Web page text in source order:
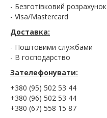
- Безготівковий розрахунок
- Visa/Mastercard
Доставка:
- Поштовими службами
- В господарство
Зателефонувати:
+380 (95) 502 53 44
+380 (96) 502 53 44
+380 (67) 558 15 87